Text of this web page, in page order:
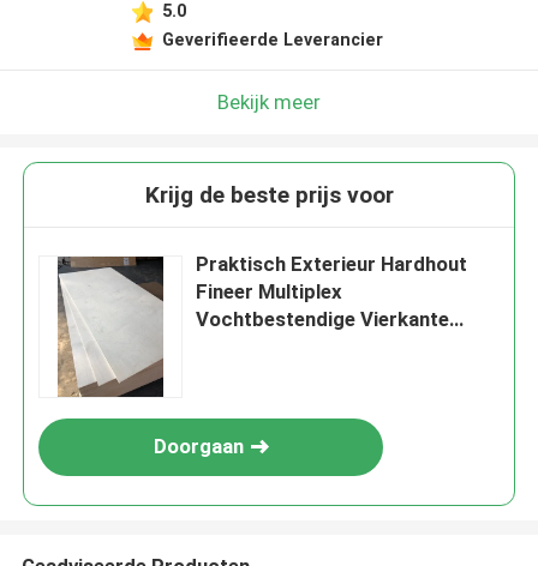
5.0
Geverifieerde Leverancier
Bekijk meer
Krijg de beste prijs voor
Praktisch Exterieur Hardhout
Fineer Multiplex
Vochtbestendige Vierkante
Doorgaan